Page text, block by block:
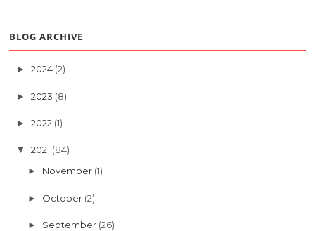
BLOG ARCHIVE
►2024 (2)
►2023 (8)
►2022 (1)
▼2021 (84)
► November (1)
► October (2)
► September (26)